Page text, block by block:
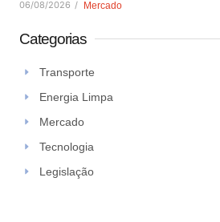
06/08/2026 / Mercado
Categorias
Transporte
Energia Limpa
Mercado
Tecnologia
Legislação